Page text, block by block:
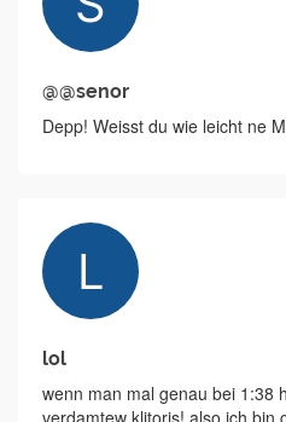
@@senor
Depp! Weisst du wie leicht ne
lol
wenn man mal genau bei 1:38